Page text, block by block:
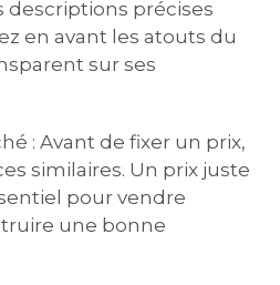
descriptions précises
en avant les atouts du
sur ses
: Avant de fixer un prix,
similaires. Un prix juste
pour vendre
une bonne